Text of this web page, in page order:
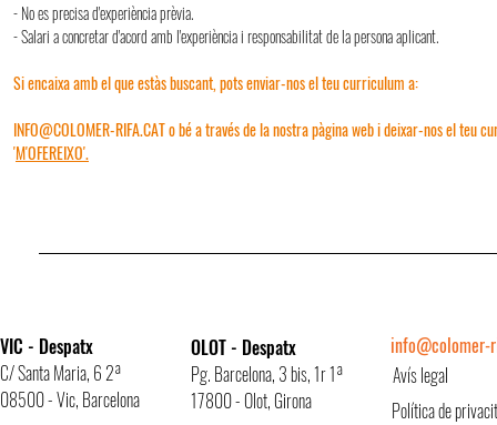
- No es precisa d'experiència prèvia.
- Salari a concretar d'acord amb l'experiència i responsabilitat de la persona aplicant.
Si encaixa amb el que estàs buscant, pots enviar-nos el teu curriculum a:
INFO@COLOMER-RIFA.CATo bé a través de la nostra pàgina web i deixar-nos el teu
'M'OFEREIXO'.
VIC - Despatx
C/ Santa Maria, 6 2ª
08500 - Vic, Barcelona
OLOT - Despatx
Pg. Barcelona, 3 bis, 1r 1ª
17800 - Olot, Girona
Avís legal
Política de